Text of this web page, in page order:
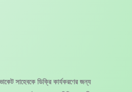
সাহেবকে ডিক্রি কার্যকরণের জন্য